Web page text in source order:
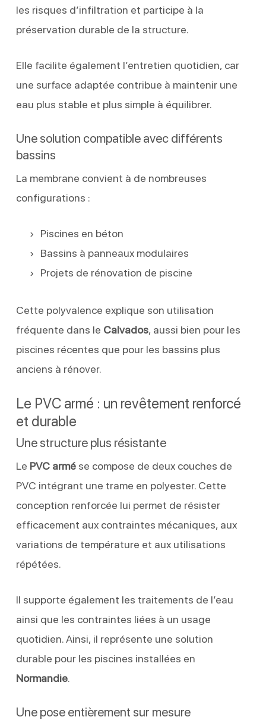
les risques d’infiltration et participe à la
préservation durable de la structure.
Elle facilite également l’entretien quotidien, car
une surface adaptée contribue à maintenir une
eau plus stable et plus simple à équilibrer.
Une solution compatible avec différents
bassins
La membrane convient à de nombreuses
configurations :
Piscines en béton
Bassins à panneaux modulaires
Projets de rénovation de piscine
Cette polyvalence explique son utilisation
fréquente dans le Calvados, aussi bien pour les
piscines récentes que pour les bassins plus
anciens à rénover.
Le PVC armé : un revêtement renforcé
et durable
Une structure plus résistante
Le PVC armése compose de deux couches de
PVC intégrant une trame en polyester. Cette
conception renforcée lui permet de résister
efficacement aux contraintes mécaniques, aux
variations de température et aux utilisations
répétées.
Il supporte également les traitements de l’eau
ainsi que les contraintes liées à un usage
quotidien. Ainsi, il représente une solution
durable pour les piscines installées en
Normandie.
Une pose entièrement sur mesure